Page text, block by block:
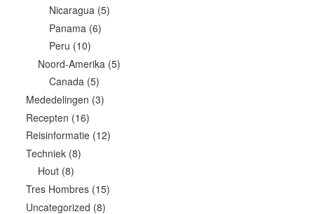
Nicaragua (5)
Panama (6)
Peru (10)
Noord-Amerika (5)
Canada (5)
Mededelingen (3)
Recepten (16)
Reisinformatie(12)
Techniek(8)
Hout(8)
Tres Hombres(15)
Uncategorized (8)